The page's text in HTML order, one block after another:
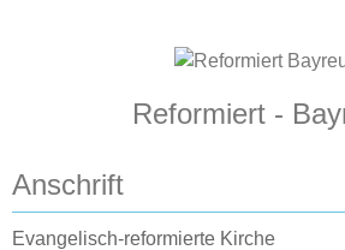
Reformiert -
Anschrift
Evangelisch-reformierte Kirche